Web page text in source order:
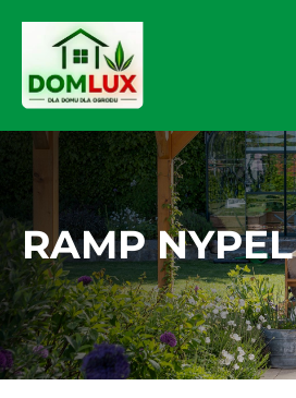
RAMP NYPEL